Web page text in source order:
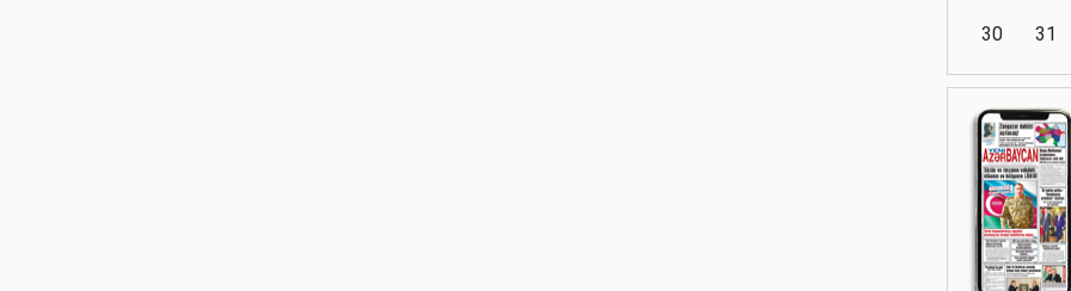
Аналитика
Аналитика
30
31